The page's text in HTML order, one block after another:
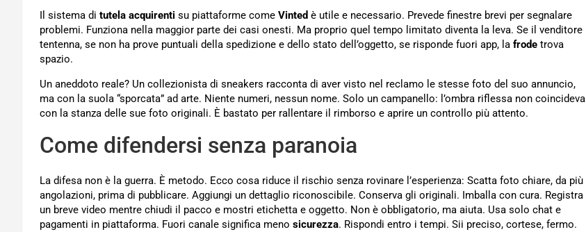
Il sistema di tutela acquirenti su piattaforme come Vinted è utile e necessario. Prevede finestre brevi per segnalare
problemi. Funziona nella maggior parte dei casi onesti. Ma proprio quel tempo limitato diventa la leva. Se il venditore
tentenna, se non ha prove puntuali della spedizione e dello stato dell’oggetto, se risponde fuori app, la frode trova
spazio.
Un aneddoto reale? Un collezionista di sneakers racconta di aver visto nel reclamo le stesse foto del suo annuncio,
ma con la suola “sporcata” ad arte. Niente numeri, nessun nome. Solo un campanello: l’ombra riflessa non coincideva
con la stanza delle sue foto originali. È bastato per rallentare il rimborso e aprire un controllo più attento.
Come difendersi senza paranoia
La difesa non è la guerra. È metodo. Ecco cosa riduce il rischio senza rovinare l’esperienza: Scatta foto chiare, da più
angolazioni, prima di pubblicare. Aggiungi un dettaglio riconoscibile. Conserva gli originali. Imballa con cura. Registra
un breve video mentre chiudi il pacco e mostri etichetta e oggetto. Non è obbligatorio, ma aiuta. Usa solo chat e
pagamenti in piattaforma. Fuori canale significa meno sicurezza. Rispondi entro i tempi. Sii preciso, cortese, fermo.